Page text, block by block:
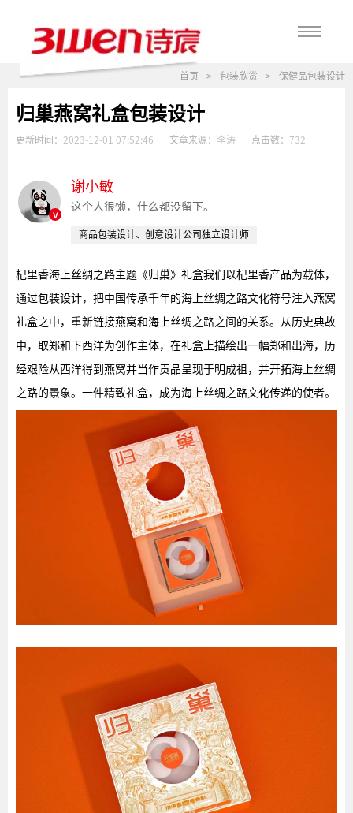
首页 > 包装欣赏 > 保健品包装设计
归巢燕窝礼盒包装设计
更新时间： 2023-12-01 07:52:46 文章来源： 李涛 点击数： 732
v
谢小敏
这个人很懒，什么都没留下。
商品包装设计、创意设计公司独立设计师
杞里香海上丝绸之路主题《归巢》礼盒我们以杞里香产品为载体，
通过包装设计，把中国传承千年的海上丝绸之路文化符号注入燕窝
礼盒之中，重新链接燕窝和海上丝绸之路之间的关系。从历史典故
中，取郑和下西洋为创作主体，在礼盒上描绘出一幅郑和出海，历
经艰险从西洋得到燕窝并当作贡品呈现于明成祖，并开拓海上丝绸
之路的景象。一件精致礼盒，成为海上丝绸之路文化传递的使者。